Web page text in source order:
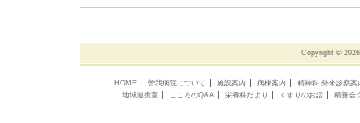
Copyright ©
HOME 曽我病院について 施設案内 病棟案内
精神科 外来診察案
地域連携室
こころのQ&A 栄養科だより くすりのお話 積善会